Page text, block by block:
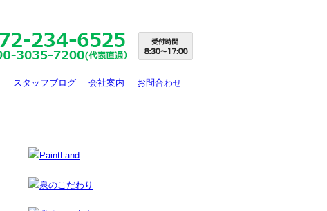
スタッフブログ 会社案内 お問合わせ